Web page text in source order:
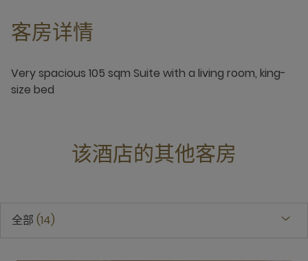
客房详情
Very spacious 105 sqm Suite with a living room, king-
size bed
该酒店的其他客房
全部 14